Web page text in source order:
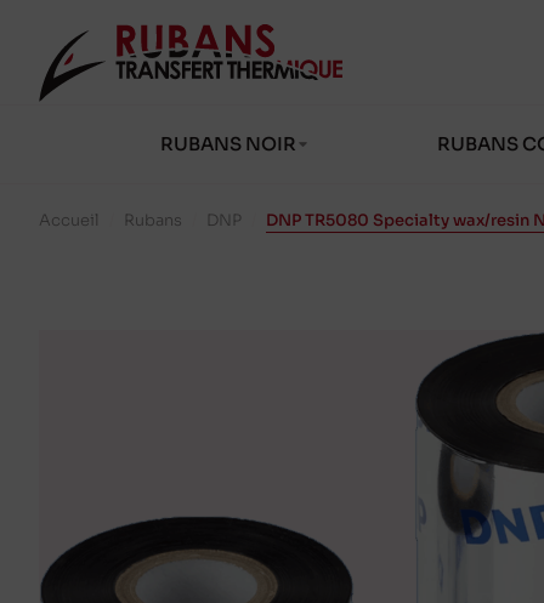
RUBANS NOIR RUBANS
Accueil Rubans DNP DNP TR5080 Specialty wax/resin